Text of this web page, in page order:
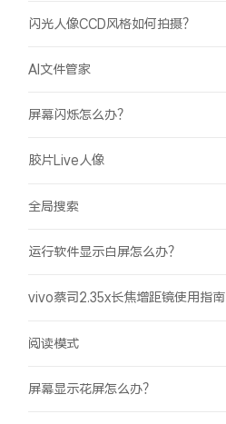
闪光人像CCD风格如何拍摄？
AI文件管家
屏幕闪烁怎么办？
胶片Live人像
全局搜索
运行软件显示白屏怎么办？
vivo蔡司2.35x长焦增距镜使用指南
阅读模式
屏幕显示花屏怎么办？